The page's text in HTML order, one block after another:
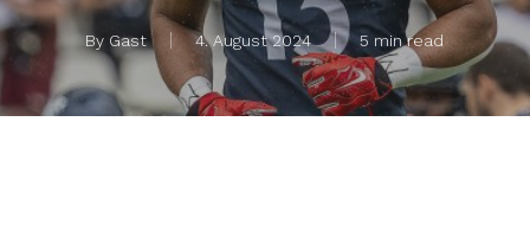
By Gast 4. August 2024 5 min read